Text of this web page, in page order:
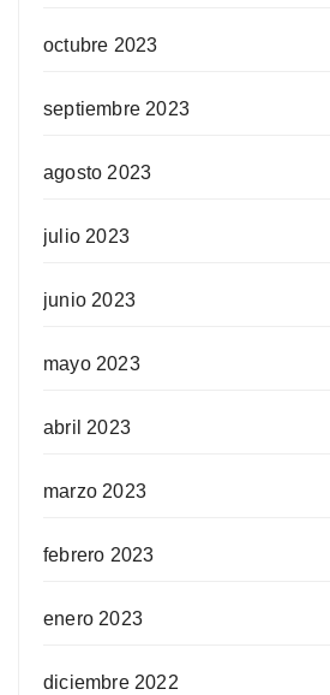
octubre 2023
septiembre 2023
agosto 2023
julio 2023
junio 2023
mayo 2023
abril 2023
marzo 2023
febrero 2023
enero 2023
diciembre 2022